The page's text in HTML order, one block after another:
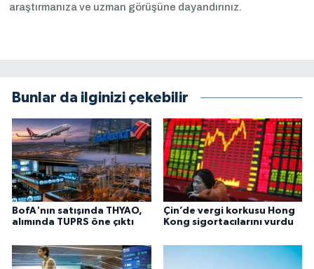
araştırmanıza ve uzman görüşüne dayandırınız.
Bunlar da ilginizi çekebilir
BofA'nın satışında THYAO,
alımında TUPRS öne çıktı
Çin’de vergi korkusu Hong
Kong sigortacılarını vurdu